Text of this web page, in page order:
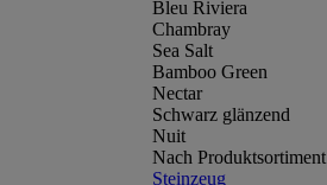
Bleu Riviera
Chambray
Sea Salt
Bamboo Green
Nectar
Schwarz glänzend
Nuit
Nach Produktsortiment
Steinzeug